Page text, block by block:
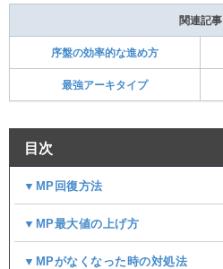
関連記事
序盤の効率的な進め方
最強アーキタイプ
目次
▼MP回復方法
▼MP最大値の上げ方
▼MPがなくなった時の対処法